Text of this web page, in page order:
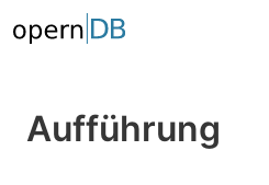
Aufführung